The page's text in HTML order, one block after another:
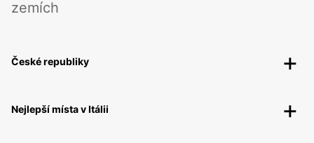
zemích
České republiky
Nejlepší místa v Itálii